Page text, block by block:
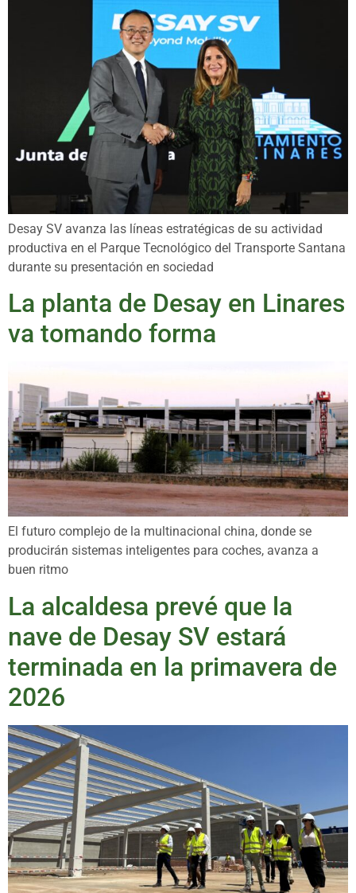
Desay SV avanza las líneas estratégicas de su actividad
productiva en el Parque Tecnológico del Transporte Santana
durante su presentación en sociedad
La planta de Desay en Linares
va tomando forma
El futuro complejo de la multinacional china, donde se
producirán sistemas inteligentes para coches, avanza a
buen ritmo
La alcaldesa prevé que la
nave de Desay SV estará
terminada en la primavera de
2026